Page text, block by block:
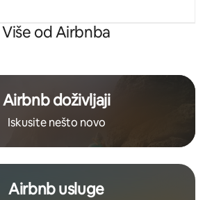
Više od Airbnba
Airbnb doživljaji
Iskusite nešto novo
Airbnb usluge